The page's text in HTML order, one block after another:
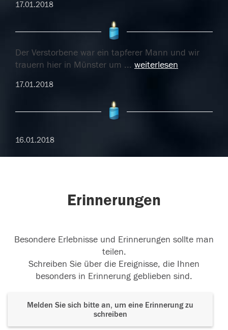
17.01.2018
Der Verstorbene war ein tapferer Mann und wir
trauern hier in Münster um ... weiterlesen
17.01.2018
16.01.2018
Erinnerungen
Besondere Erlebnisse und Erinnerungen sollte man
teilen.
Schreiben Sie über die Ereignisse, die Ihnen
besonders in Erinnerung geblieben sind.
Melden Sie sich bitte an, um eine Erinnerung zu
schreiben